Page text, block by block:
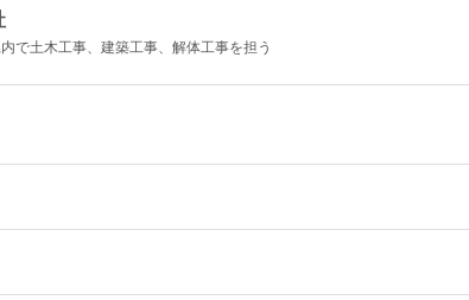
で土木工事、建築工事、解体工事を担う